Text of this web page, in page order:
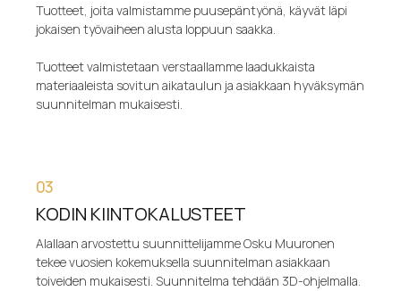
Tuotteet, joita valmistamme puusepäntyönä, käyvät läpi
jokaisen työvaiheen alusta loppuun saakka.
Tuotteet valmistetaan verstaallamme laadukkaista
materiaaleista sovitun aikataulun ja asiakkaan hyväksymän
suunnitelman mukaisesti.
03
KODIN KIINTOKALUSTEET
Alallaan arvostettu suunnittelijamme Osku Muuronen
tekee vuosien kokemuksella suunnitelman asiakkaan
toiveiden mukaisesti. Suunnitelma tehdään 3D-ohjelmalla.